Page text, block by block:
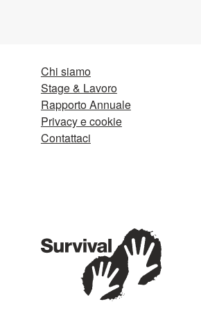
Chi siamo
Stage & Lavoro
Rapporto Annuale
Privacy e cookie
Contattaci